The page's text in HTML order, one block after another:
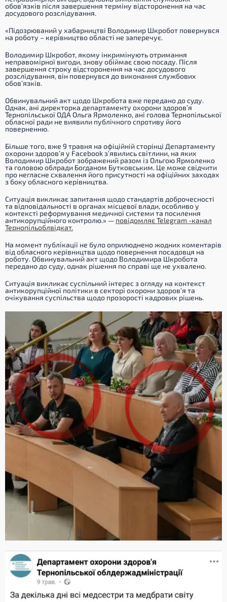
обов’язків після завершення терміну відсторонення на час
досудового розслідування.
«Підозрюваний у хабарництві Володимир Шкробот повернувся
на роботу – керівництво області не заперечує.
Володимир Шкробот, якому інкримінують отримання
неправомірної вигоди, знову обіймає свою посаду. Після
завершення строку відсторонення на час досудового
розслідування, він повернувся до виконання службових
обов’язків.
Обвинувальний акт щодо Шкробота вже передано до суду.
Однак, ані директорка департаменту охорони здоров’я
Тернопільської ОДА Ольга Ярмоленко, ані голова Тернопільської
обласної ради не виявили публічного спротиву його
поверненню.
Більше того, вже 9 травня на офіційній сторінці Департаменту
охорони здоров’я у Facebook з’явились світлини, на яких
Володимир Шкробот зображений разом із Ольгою Ярмоленко
та головою облради Богданом Бутковським. Це може свідчити
про негласне схвалення його присутності на офіційних заходах
з боку обласного керівництва.
Ситуація викликає запитання щодо стандартів доброчесності
та відповідальності в органах місцевої влади, особливо у
контексті реформування медичної системи та посилення
антикорупційного контролю.» — повідомляє Telegram -канал
Тернопільоблвідкат.
На момент публікації не було оприлюднено жодних коментарів
від обласного керівництва щодо повернення посадовця на
роботу. Обвинувальний акт щодо Володимира Шкробота
передано до суду, однак рішення по справі ще не ухвалено.
Ситуація викликає суспільний інтерес з огляду на контекст
антикорупційної політики в секторі охорони здоров’я та
очікування суспільства щодо прозорості кадрових рішень.